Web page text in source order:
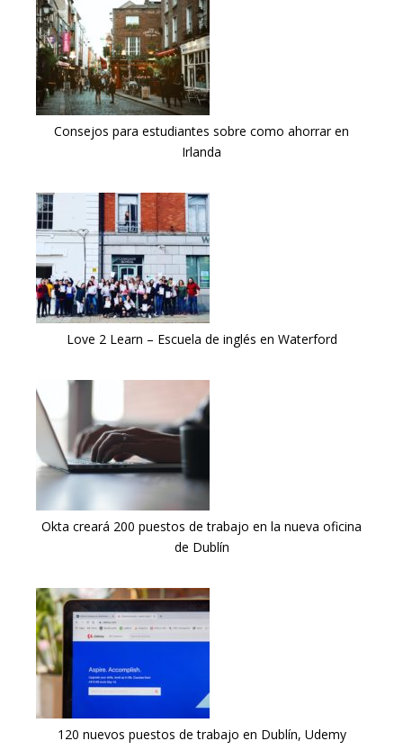
Consejos para estudiantes sobre como ahorrar en
Irlanda
Love 2 Learn – Escuela de inglés en Waterford
Okta creará 200 puestos de trabajo en la nueva oficina
de Dublín
120 nuevos puestos de trabajo en Dublín, Udemy